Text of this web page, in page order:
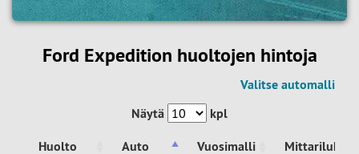
Ford Expedition huoltojen hintoja
Valitse automalli
Näytä
kpl
Huolto
Auto Vuosimalli